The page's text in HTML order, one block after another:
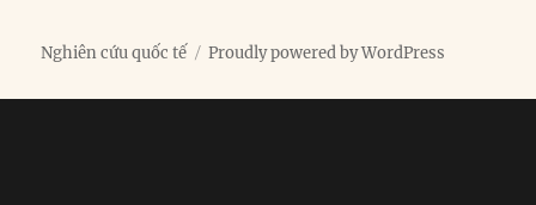
Nghiên cứu quốc tế Proudly powered by WordPress